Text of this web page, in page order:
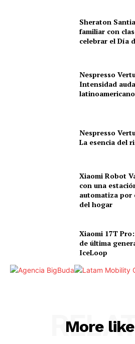
Sheraton
familiar con
celebrar el Día
Nespresso
Intensidad
latinoamericano
Nespresso
La esencia del
Xiaomi Robot
con una
automatiza por
del hogar
Xiaomi 17T
de última
IceLoop
More